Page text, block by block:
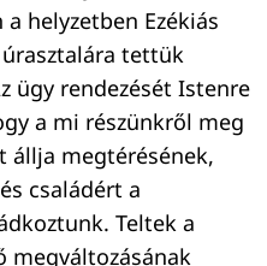
helyzetben Ezékiás
tettük
ügy rendezését Istenre
a mi részünkről meg
állja megtérésének,
családért a
Teltek a
megváltozásának